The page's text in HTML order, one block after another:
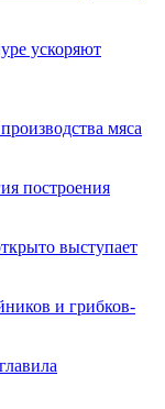
ускоряют
мяса
построения
выступает
и грибков-